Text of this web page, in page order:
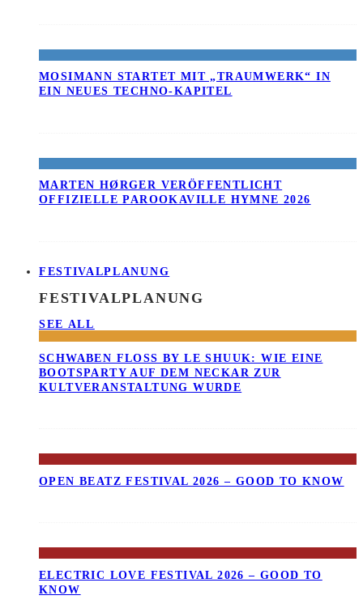
MOSIMANN STARTET MIT „TRAUMWERK“ IN
EIN NEUES TECHNO-KAPITEL
MARTEN HØRGER VERÖFFENTLICHT
OFFIZIELLE PAROOKAVILLE HYMNE 2026
FESTIVALPLANUNG
FESTIVALPLANUNG
SEE ALL
SCHWABEN FLOSS BY LE SHUUK: WIE EINE B
OOTSPARTY AUF DEM NECKAR ZUR K
ULTVERANSTALTUNG WURDE
OPEN BEATZ FESTIVAL 2026 – GOOD TO KNOW
ELECTRIC LOVE FESTIVAL 2026 – GOOD TO
KNOW